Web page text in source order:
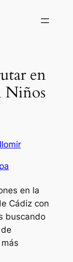
en
Niños
en la
Cádiz con
buscando